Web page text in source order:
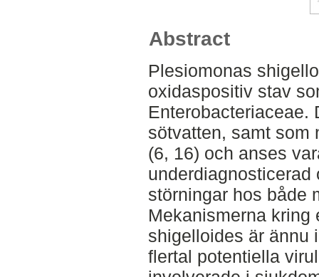
Abstract
Plesiomonas
oxidaspositiv stav
Enterobacteriaceae.
sötvatten, samt som
(6, 16) och anses
störningar hos både
Mekanismerna kring
shigelloides är ännu
flertal potentiella